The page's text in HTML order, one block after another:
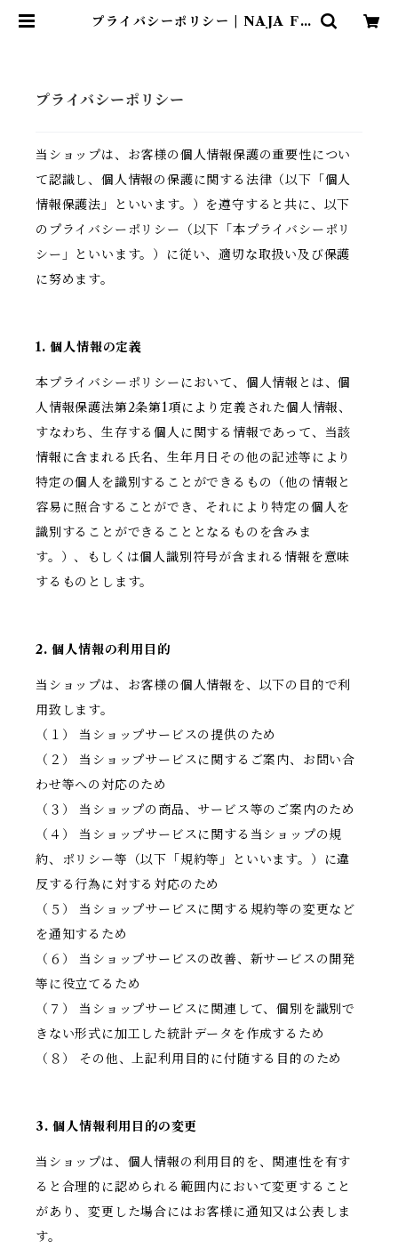
プライバシーポリシー | NAJA FI
プライバシーポリシー
当ショップは、お客様の個人情報保護の重要性につい
て認識し、個人情報の保護に関する法律（以下「個人
情報保護法」といいます。）を遵守すると共に、以下
のプライバシーポリシー（以下「本プライバシーポリ
シー」といいます。）に従い、適切な取扱い及び保護
に努めます。
1. 個人情報の定義
本プライバシーポリシーにおいて、個人情報とは、個
人情報保護法第2条第1項により定義された個人情報、
すなわち、生存する個人に関する情報であって、当該
情報に含まれる氏名、生年月日その他の記述等により
特定の個人を識別することができるもの（他の情報と
容易に照合することができ、それにより特定の個人を
識別することができることとなるものを含みま
す。）、もしくは個人識別符号が含まれる情報を意味
するものとします。
2. 個人情報の利用目的
当ショップは、お客様の個人情報を、以下の目的で利
用致します。
（１） 当ショップサービスの提供のため
（２） 当ショップサービスに関するご案内、お問い合
わせ等への対応のため
（３） 当ショップの商品、サービス等のご案内のため
（４） 当ショップサービスに関する当ショップの規
約、ポリシー等（以下「規約等」といいます。）に違
反する行為に対する対応のため
（５） 当ショップサービスに関する規約等の変更など
を通知するため
（６） 当ショップサービスの改善、新サービスの開発
等に役立てるため
（７） 当ショップサービスに関連して、個別を識別で
きない形式に加工した統計データを作成するため
（８） その他、上記利用目的に付随する目的のため
3. 個人情報利用目的の変更
当ショップは、個人情報の利用目的を、関連性を有す
ると合理的に認められる範囲内において変更すること
があり、変更した場合にはお客様に通知又は公表しま
す。